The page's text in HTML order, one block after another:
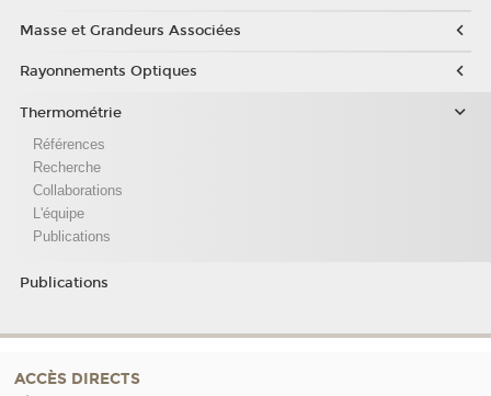
Masse et Grandeurs Associées
Rayonnements Optiques
Thermométrie
Références
Recherche
Collaborations
L'équipe
Publications
Publications
ACCÈS DIRECTS